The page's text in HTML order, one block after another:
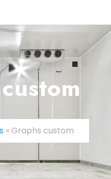
»Graphs custom